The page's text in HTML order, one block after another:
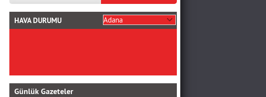
HAVA DURUMU
Günlük Gazeteler